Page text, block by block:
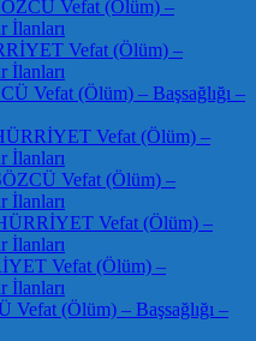
Vefat (Ölüm) –
İlanları
Vefat (Ölüm) –
İlanları
Vefat (Ölüm) – Başsağlığı –
Vefat (Ölüm) –
İlanları
Vefat (Ölüm) –
İlanları
Vefat (Ölüm) –
İlanları
Vefat (Ölüm) –
İlanları
Vefat (Ölüm) – Başsağlığı –